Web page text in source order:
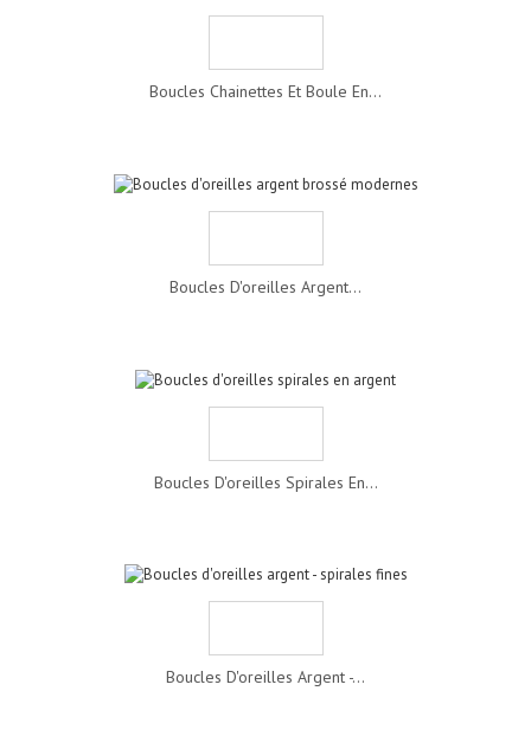
Boucles Chainettes Et Boule En...
Boucles D'oreilles Argent...
Boucles D'oreilles Spirales En...
Boucles D'oreilles Argent -...